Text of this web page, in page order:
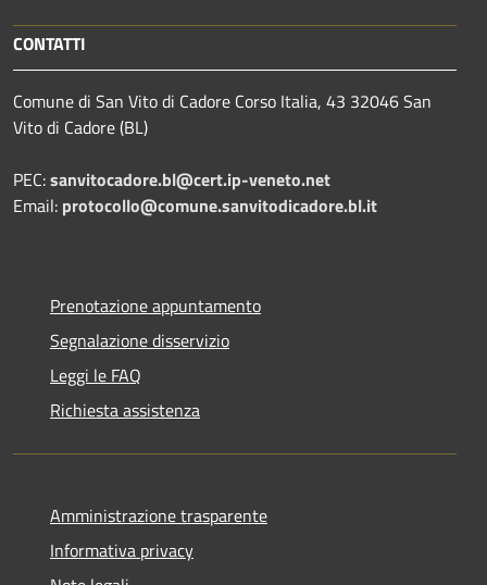
CONTATTI
Comune di San Vito di Cadore Corso Italia, 43 32046 San
Vito di Cadore (BL)
PEC:sanvitocadore.bl@cert.ip-veneto.net
Email: protocollo@comune.sanvitodicadore.bl.it
Prenotazione appuntamento
Segnalazione disservizio
Leggi le FAQ
Richiesta assistenza
Amministrazione trasparente
Informativa privacy